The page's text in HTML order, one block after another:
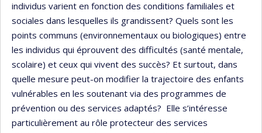
individus varient en fonction des conditions familiales et
sociales dans lesquelles ils grandissent? Quels sont les
points communs (environnementaux ou biologiques) entre
les individus qui éprouvent des difficultés (santé mentale,
scolaire) et ceux qui vivent des succès? Et surtout, dans
quelle mesure peut-on modifier la trajectoire des enfants
vulnérables en les soutenant via des programmes de
prévention ou des services adaptés? Elle s’intéresse
particulièrement au rôle protecteur des services